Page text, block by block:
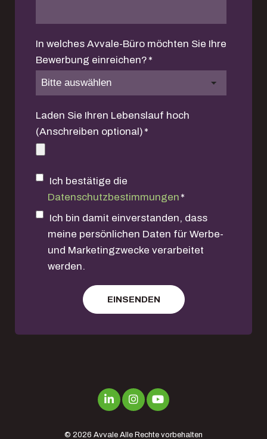
In welches Avvale-Büro möchten Sie Ihre
Bewerbung einreichen? *
Laden Sie Ihren Lebenslauf hoch
(Anschreiben optional) *
Ich bestätige die
Datenschutzbestimmungen *
Ich bin damit einverstanden, dass
meine persönlichen Daten für Werbe-
und Marketingzwecke verarbeitet
werden.
© 2026 Avvale Alle Rechte vorbehalten